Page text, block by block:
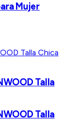
Mujer
Talla
Talla